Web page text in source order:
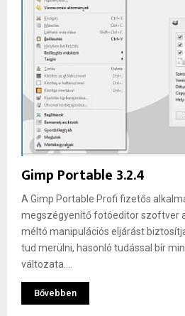
Gimp Portable 3.2.4
A Gimp Portable Profi fizetős
megszégyenítő fotóeditor szoftver
méltó manipulációs eljárást
tud merülni, hasonló tudással bír
változata....
Bővebben